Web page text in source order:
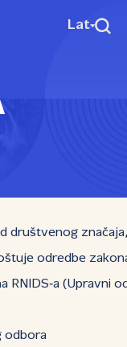
Lat
društvenog
odredbe
RNIDS‑a
odbora